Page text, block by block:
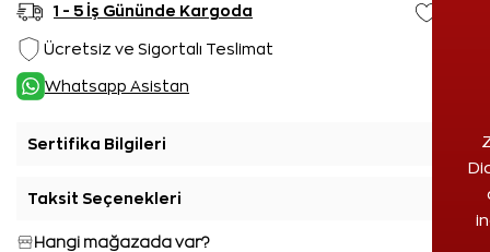
1 - 5 İş Gününde Kargoda
Ücretsiz ve Sigortalı Teslimat
Whatsapp Asistan
Sertifika Bilgileri
Taksit Seçenekleri
Hangi mağazada var?